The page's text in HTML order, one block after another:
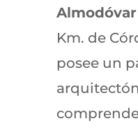
Km. de
posee un